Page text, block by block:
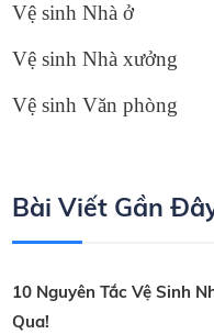
Vệ sinh Nhà ở
Vệ sinh Nhà xưởng
Vệ sinh Văn phòng
Bài Viết Gần
10 Nguyên Tắc Vệ Sinh
Qua!